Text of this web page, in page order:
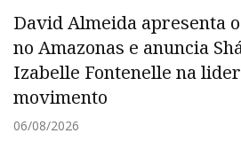
David Almeida apresenta
no Amazonas e anuncia
Izabelle Fontenelle na
movimento
06/08/2026